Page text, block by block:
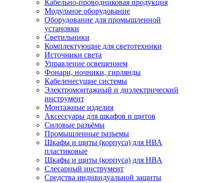
Кабельно-проводниковая продукция
Модульное оборудование
Оборудование для промышленной
установки
Светильники
Комплектующие для светотехники
Источники света
Управление освещением
Фонари, ночники, гирлянды
Кабеленесущие системы
Электромонтажный и диэлектрический
инструмент
Монтажные изделия
Аксессуары для шкафов и щитов
Силовые разъёмы
Промышленные разъемы
Шкафы и щиты (корпуса) для НВА
пластиковые
Шкафы и щиты (корпуса) для НВА
Слесарный инструмент
Средства индивидуальной защиты